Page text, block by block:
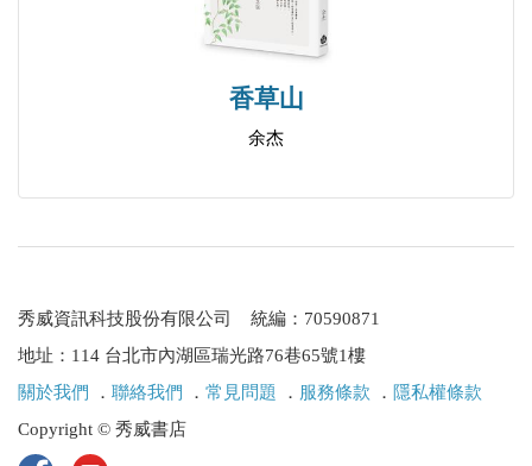
香草山
余杰
秀威資訊科技股份有限公司 統編：70590871
地址：114 台北市內湖區瑞光路76巷65號1樓
關於我們 ． 聯絡我們 ． 常見問題 ． 服務條款 ． 隱私權條款
Copyright © 秀威書店